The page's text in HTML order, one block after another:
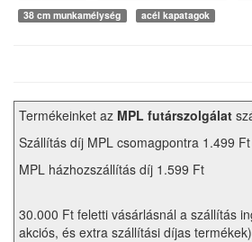
38 cm munkamélység
acél kapatagok
Termékeinket az MPL futárszolgálat
Szállítás díj MPL csomagpontra 1.499 Ft
MPL házhozszállítás díj 1.599 Ft
30.000 Ft feletti vásárlásnál a szállítás
akciós, és extra szállítási díjas termékek)